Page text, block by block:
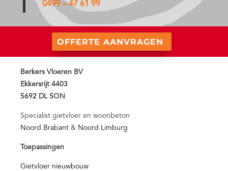
0499 – 47 61 99
OFFERTE AANVRAGEN
Berkers Vloeren BV
Ekkersrijt 4403
5692 DL SON
Specialist gietvloer en woonbeton
Noord Brabant & Noord Limburg
Toepassingen
Gietvloer nieuwbouw